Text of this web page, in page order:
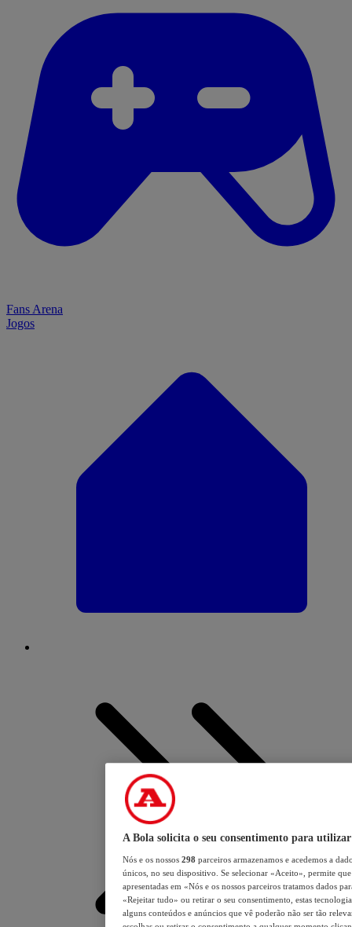
Fans Arena
Jogos
A Bola solicita o seu consentimento para utilizar
Nós e os nossos 298 parceiros armazenamos e acedemos a
únicos, no seu dispositivo. Se selecionar «Aceito», permite
apresentadas em «Nós e os nossos parceiros tratamos dados
«Rejeitar tudo» ou retirar o seu consentimento, estas
alguns conteúdos e anúncios que vê poderão não ser tão